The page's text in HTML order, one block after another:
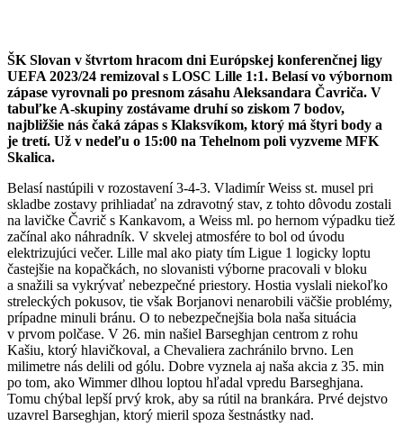
ŠK Slovan v štvrtom hracom dni Európskej konferenčnej ligy
UEFA 2023/24 remizoval s LOSC Lille 1:1. Belasí vo výbornom
zápase vyrovnali po presnom zásahu Aleksandara Čavriča. V
tabuľke A-skupiny zostávame druhí so ziskom 7 bodov,
najbližšie nás čaká zápas s Klaksvíkom, ktorý má štyri body a
je tretí. Už v nedeľu o 15:00 na Tehelnom poli vyzveme MFK
Skalica.
Belasí nastúpili v rozostavení 3-4-3. Vladimír Weiss st. musel pri
skladbe zostavy prihliadať na zdravotný stav, z tohto dôvodu zostali
na lavičke Čavrič s Kankavom, a Weiss ml. po hernom výpadku tiež
začínal ako náhradník. V skvelej atmosfére to bol od úvodu
elektrizujúci večer. Lille mal ako piaty tím Ligue 1 logicky loptu
častejšie na kopačkách, no slovanisti výborne pracovali v bloku
a snažili sa vykrývať nebezpečné priestory. Hostia vyslali niekoľko
streleckých pokusov, tie však Borjanovi nenarobili väčšie problémy,
prípadne minuli bránu. O to nebezpečnejšia bola naša situácia
v prvom polčase. V 26. min našiel Barseghjan centrom z rohu
Kašiu, ktorý hlavičkoval, a Chevaliera zachránilo brvno. Len
milimetre nás delili od gólu. Dobre vyznela aj naša akcia z 35. min
po tom, ako Wimmer dlhou loptou hľadal vpredu Barseghjana.
Tomu chýbal lepší prvý krok, aby sa rútil na brankára. Prvé dejstvo
uzavrel Barseghjan, ktorý mieril spoza šestnástky nad.